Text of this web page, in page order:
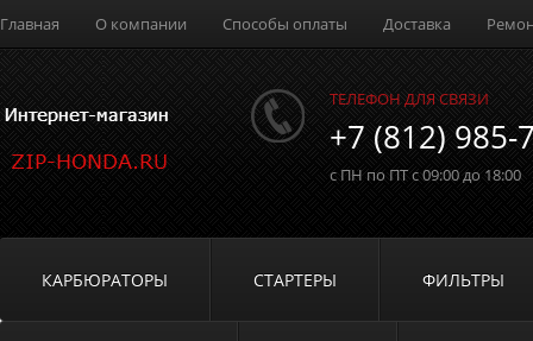
Главная О компании Способы оплаты Доставка
ТЕЛЕФОН ДЛЯ СВЯЗИ
+7 (812) 985-
с ПН по ПТ с 09:00 до 18:00
КАРБЮРАТОРЫ СТАРТЕРЫ ФИЛЬТРЫ